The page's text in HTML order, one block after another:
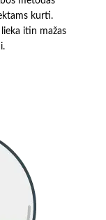
kurti.
itin mažas